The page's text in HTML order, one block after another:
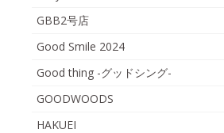
GBB2号店
Good Smile 2024
Good thing -グッドシング-
GOODWOODS
HAKUEI